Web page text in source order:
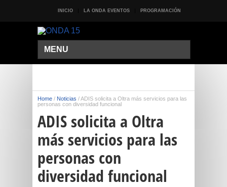
INICIO LA ONDA EVENTOS PROGRAMACIÓN
MENU
Home / Noticias /ADIS solicita a Oltra más servicios para las
personas con diversidad funcional
ADIS solicita a Oltra
más servicios para las
personas con
diversidad funcional